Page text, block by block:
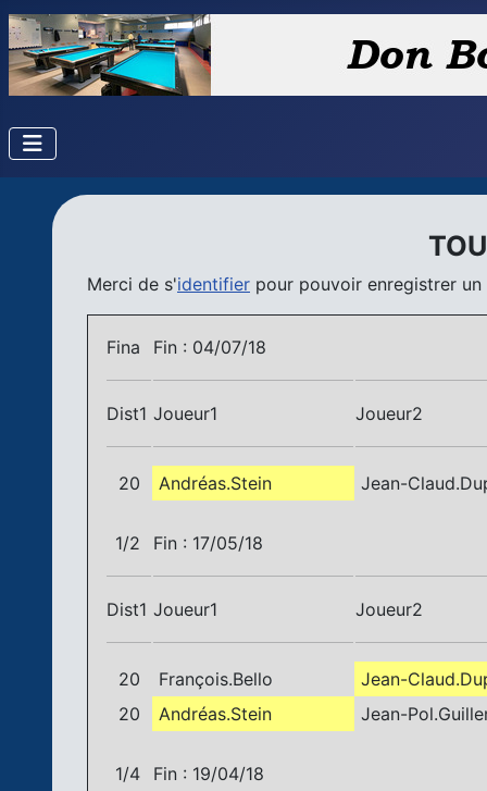
Merci de s'identifier pour pouvoir enregistrer un
Fina Fin : 04/07/18
Dist1 Joueur1 Joueur2
20 Andréas.Stein Jean-
1/2 Fin : 17/05/18
Dist1 Joueur1 Joueur2
20 François.Bello
Jean-
20
Andréas.Stein Jean-
1/4 Fin : 19/04/18